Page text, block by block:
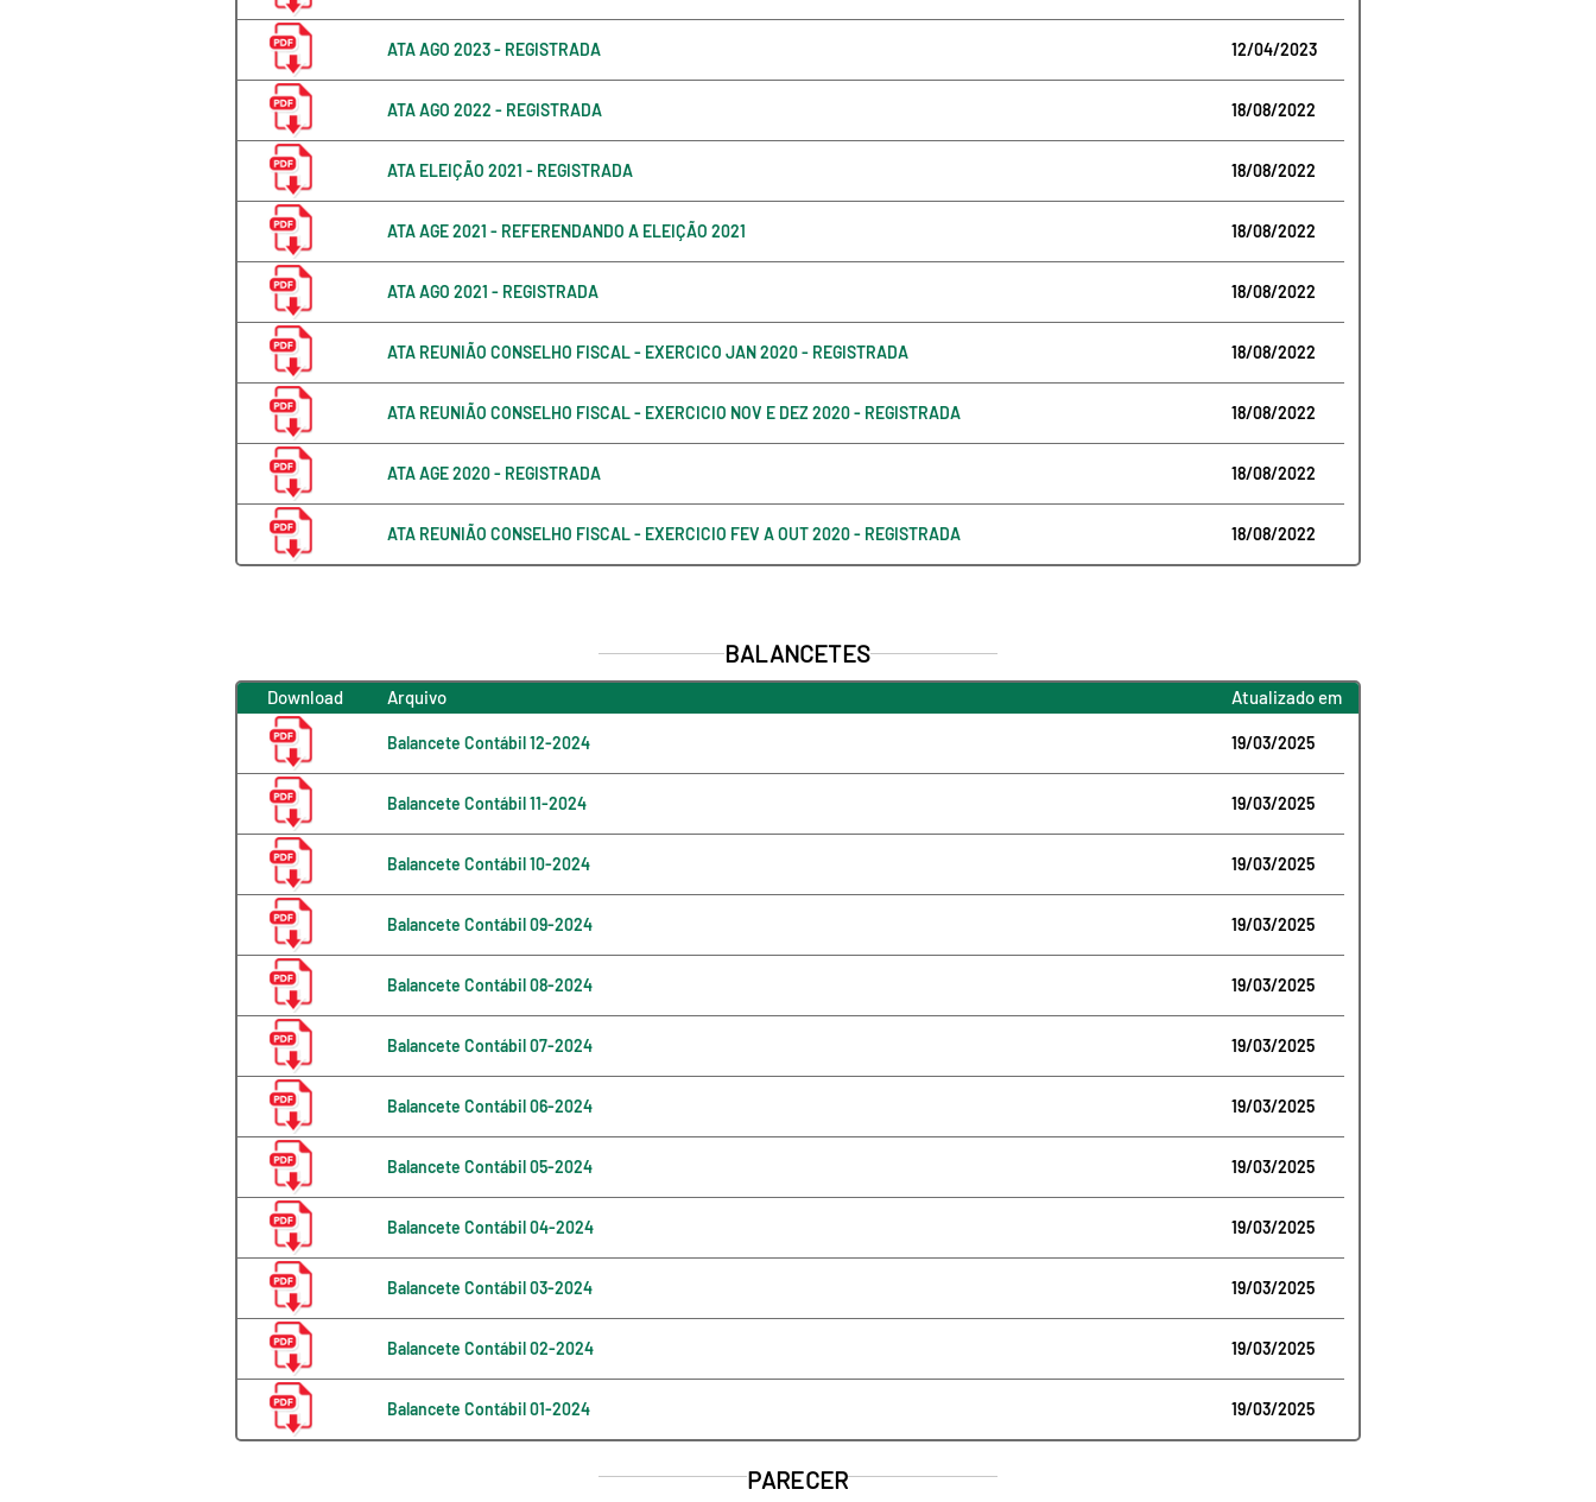
ATA AGO 2023 - REGISTRADA 12/04/2023
ATA AGO 2022 - REGISTRADA 18/08/2022
ATA ELEIÇÃO 2021 - REGISTRADA 18/08/2022
ATA AGE 2021 - REFERENDANDO A ELEIÇÃO 2021 18/08/2022
ATA AGO 2021 - REGISTRADA 18/08/2022
ATA REUNIÃO CONSELHO FISCAL - EXERCICO JAN 2020 - REGISTRADA 18/08/2022
ATA REUNIÃO CONSELHO FISCAL - EXERCICIO NOV E DEZ 2020 - REGISTRADA 18/08/2022
ATA AGE 2020 - REGISTRADA 18/08/2022
ATA REUNIÃO CONSELHO FISCAL - EXERCICIO FEV A OUT 2020 - REGISTRADA 18/08/2022
BALANCETES
Download Arquivo Atualizado em
Balancete Contábil 12-2024 19/03/2025
Balancete Contábil 11-2024 19/03/2025
Balancete Contábil 10-2024 19/03/2025
Balancete Contábil 09-2024 19/03/2025
Balancete Contábil 08-2024 19/03/2025
Balancete Contábil 07-2024 19/03/2025
Balancete Contábil 06-2024 19/03/2025
Balancete Contábil 05-2024 19/03/2025
Balancete Contábil 04-2024 19/03/2025
Balancete Contábil 03-2024 19/03/2025
Balancete Contábil 02-2024 19/03/2025
Balancete Contábil 01-2024 19/03/2025
PARECER